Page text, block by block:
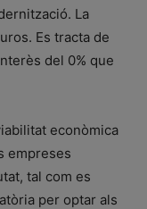
La
Es tracta de
del 0% que
econòmica
empreses
tal com es
per optar als